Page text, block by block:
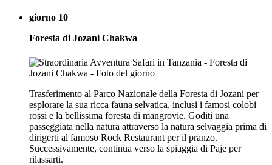
giorno 10
Foresta di Jozani Chakwa
Trasferimento al Parco Nazionale della Foresta di Jozani per
esplorare la sua ricca fauna selvatica, inclusi i famosi colobi
rossi e la bellissima foresta di mangrovie. Goditi una
passeggiata nella natura attraverso la natura selvaggia prima di
dirigerti al famoso Rock Restaurant per il pranzo.
Successivamente, continua verso la spiaggia di Paje per
rilassarti.